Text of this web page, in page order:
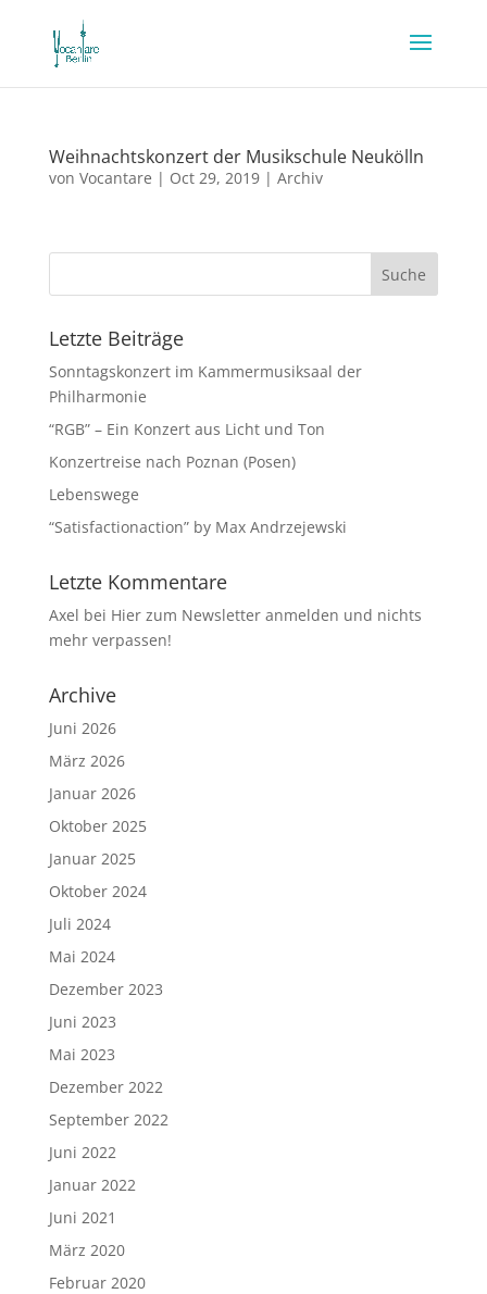
Weihnachtskonzert der Musikschule Neukölln
von Vocantare | Oct 29, 2019| Archiv
Letzte Beiträge
Sonntagskonzert im Kammermusiksaal der
Philharmonie
“RGB” – Ein Konzert aus Licht und Ton
Konzertreise nach Poznan (Posen)
Lebenswege
“Satisfactionaction” by Max Andrzejewski
Letzte Kommentare
Axel bei Hier zum Newsletter anmelden und nichts
mehr verpassen!
Archive
Juni 2026
März 2026
Januar 2026
Oktober 2025
Januar 2025
Oktober 2024
Juli 2024
Mai 2024
Dezember 2023
Juni 2023
Mai 2023
Dezember 2022
September 2022
Juni 2022
Januar 2022
Juni 2021
März 2020
Februar 2020